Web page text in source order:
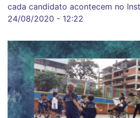
cada candidato acontecem no
24/08/2020 - 12:22